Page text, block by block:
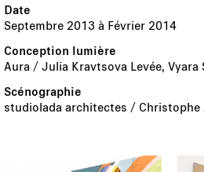
Septembre 2013 à Février 2014
Aura / Julia Kravtsova Levée, Vyara
studiolada architectes / Christophe